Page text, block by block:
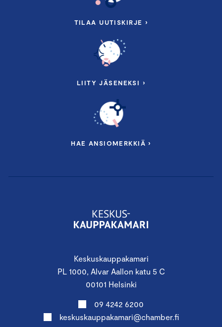
Keskuskauppakamari
PL 1000, Alvar Aallon katu 5 C
00101 Helsinki
09 4242 6200
keskuskauppakamari@chamber.fi
TILAA UUTISKIRJE ›
LIITY JÄSENEKSI ›
HAE ANSIOMERKKIÄ ›